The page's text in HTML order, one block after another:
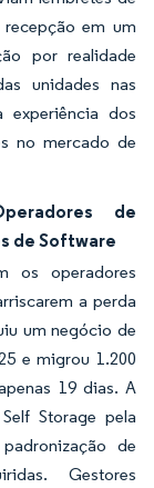
em um
por realidade
unidades nas
experiência dos
no mercado de
de
de Software
os operadores
a perda
um negócio de
e migrou 1.200
19 dias. A
Storage pela
de
Gestores